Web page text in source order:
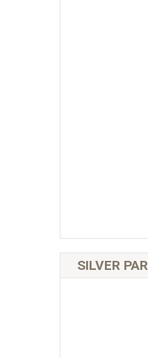
SILVER